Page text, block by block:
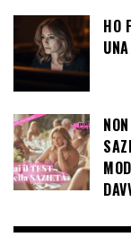
HO